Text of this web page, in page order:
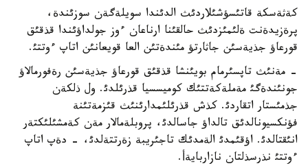
كةثةسكة قاتئسؤشئلاردئث الدئندا سويلةگةن سوزئندة،
پرةزيدةنت ةلئمئزدئث حالقئنا ارناعان ءوز جولداؤئندا قذقئق
قورعاؤ جذيةسئن جاثارتؤ مئندةتئن العا قويعانئن اتاپ ءوتتئ.
- مةنئث تاپسئرمام بويئنشا قذقئق قورعاؤ جذيةسئن رةفورمالاؤ
جونئندةگئ مةملةكةتتئك كوميسسيا قذرئلدئ. ول ذلكةن
جذمئستار اتقاردئ. كذش قذرئلئمدارئنئث قئزمةتئنة
فؤنكسيونالدئق تالداؤ جاسالدئ، پروبلةمالار مةن كةمشئلئكتةر
انئقتالدئ. اؤقئمدئ الةمدئك تاجئريبة زةرتتةلدئ، - دةپ اتاپ
ءوتتئ نذرسذلتان نازاربايةأ.